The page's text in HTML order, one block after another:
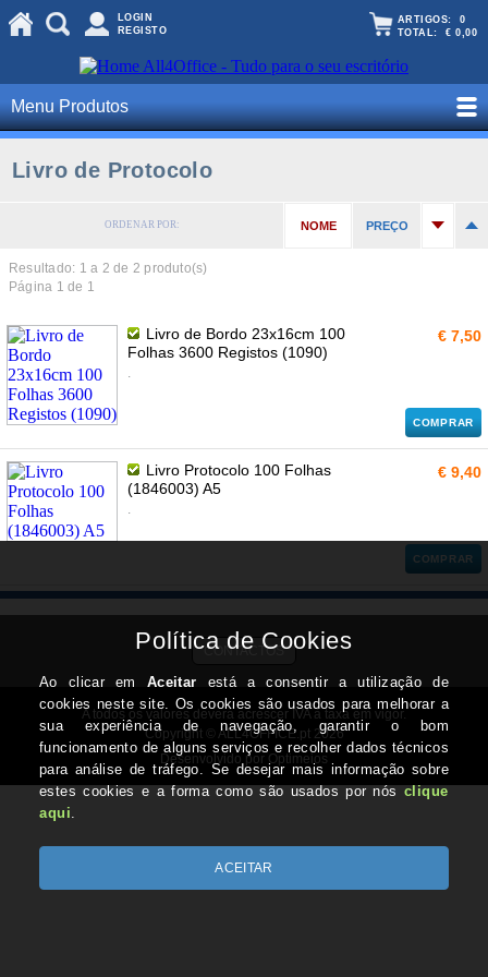
LOGIN
REGISTO
ARTIGOS: 0
TOTAL: € 0,00
Menu Produtos
Livro de Protocolo
ORDENAR POR: NOME PREÇO
Resultado: 1 a 2 de 2 produto(s)
Página 1 de 1
Livro de Bordo 23x16cm 100
Folhas 3600 Registos (1090)
.
€ 7,50
COMPRAR
Livro Protocolo 100 Folhas
(1846003) A5
.
€ 9,40
COMPRAR
CONTACTOS
A todos os valores deverá acrescer IVA à taxa em vigor.
Copyright © ALL4OFFICE.pt 2026
Desenvolvido por Optimeios